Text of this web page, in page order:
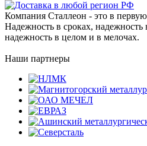
Компания Сталлеон - это в
Надежность в сроках, надежность
надежность в целом и в мелочах.
Наши партнеры